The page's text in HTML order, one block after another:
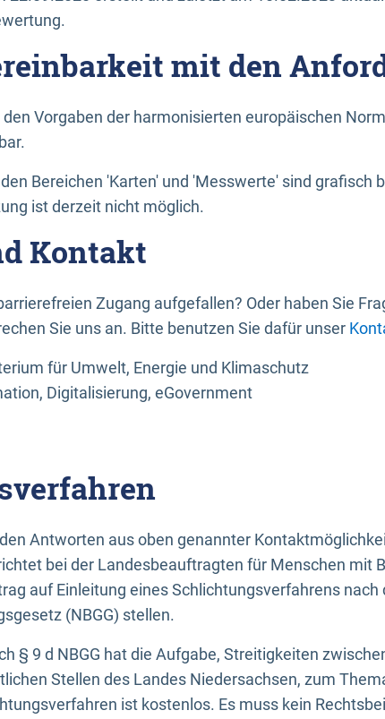
mit den
Vorgaben der harmonisierten europäischen
Bereichen 'Karten' und 'Messwerte' sind grafisch
ist derzeit nicht möglich.
Kontakt
Zugang aufgefallen? Oder haben Sie
Sie uns an. Bitte benutzen Sie dafür unser
für Umwelt, Energie und Klimaschutz
Digitalisierung, eGovernment
Antworten aus oben genannter
bei der Landesbeauftragten für Menschen mit
auf Einleitung eines Schlichtungsverfahrens
(NBGG) stellen.
§ 9 d NBGG hat die Aufgabe, Streitigkeiten
Stellen des Landes Niedersachsen, zum
ist kostenlos. Es muss kein